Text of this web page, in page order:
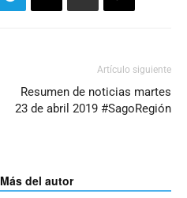
Artículo siguiente
Resumen de noticias martes
23 de abril 2019 #SagoRegión
Más del autor